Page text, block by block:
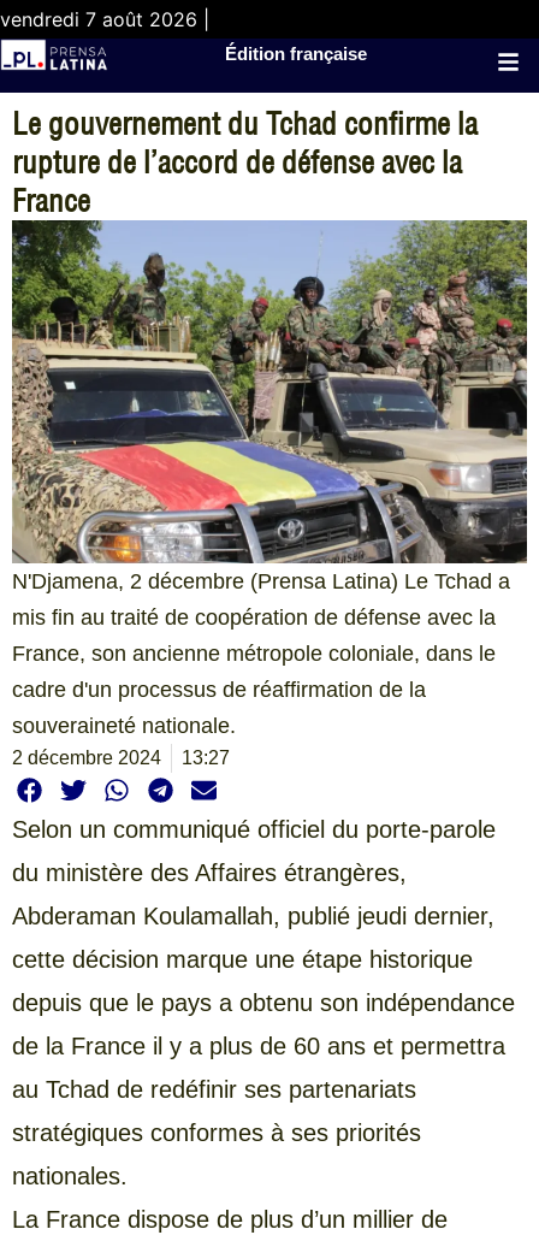
vendredi 7 août 2026 |
Édition française
Le gouvernement du Tchad confirme la
rupture de l’accord de défense avec la
France
N'Djamena, 2 décembre (Prensa Latina) Le Tchad a
mis fin au traité de coopération de défense avec la
France, son ancienne métropole coloniale, dans le
cadre d'un processus de réaffirmation de la
souveraineté nationale.
2 décembre 2024 13:27
Selon un communiqué officiel du porte-parole
du ministère des Affaires étrangères,
Abderaman Koulamallah, publié jeudi dernier,
cette décision marque une étape historique
depuis que le pays a obtenu son indépendance
de la France il y a plus de 60 ans et permettra
au Tchad de redéfinir ses partenariats
stratégiques conformes à ses priorités
nationales.
La France dispose de plus d’un millier de